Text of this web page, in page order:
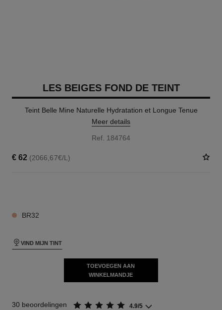
LES BEIGES FOND DE TEINT
Teint Belle Mine Naturelle Hydratation et Longue Tenue
Meer details
Ref. 184764
€ 62 (2066,67€/L)
BR32
VIND MIJN TINT
TOEVOEGEN AAN
WINKELMANDJE
30 beoordelingen 4.9/5